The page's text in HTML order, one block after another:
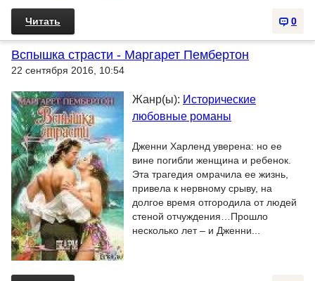
0
Читать
Вспышка страсти - Маргарет Пембертон
22 сентября 2016, 10:54
Жанр(ы): Исторические
любовные романы
Дженни Харленд уверена: но ее
вине погибли женщина и ребенок.
Эта трагедия омрачила ее жизнь,
привела к нервному срыву, на
долгое время отгородила от людей
стеной отчуждения…Прошло
несколько лет – и Дженни...